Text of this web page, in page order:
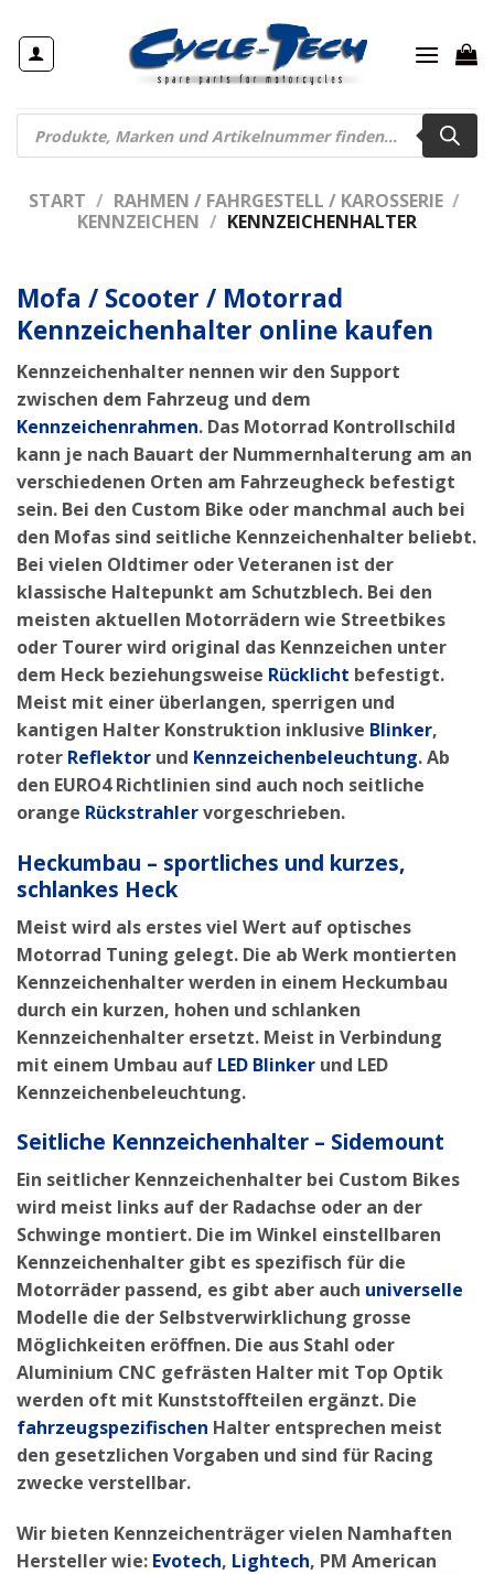
Inhalt
springen
Products
search
START / RAHMEN / FAHRGESTELL / KAROSSERIE /
KENNZEICHEN / KENNZEICHENHALTER
Mofa / Scooter / Motorrad
Kennzeichenhalter online kaufen
Kennzeichenhalter nennen wir den Support
zwischen dem Fahrzeug und dem
Kennzeichenrahmen. Das Motorrad Kontrollschild
kann je nach Bauart der Nummernhalterung am an
verschiedenen Orten am Fahrzeugheck befestigt
sein. Bei den Custom Bike oder manchmal auch bei
den Mofas sind seitliche Kennzeichenhalter beliebt.
Bei vielen Oldtimer oder Veteranen ist der
klassische Haltepunkt am Schutzblech. Bei den
meisten aktuellen Motorrädern wie Streetbikes
oder Tourer wird original das Kennzeichen unter
dem Heck beziehungsweise Rücklicht befestigt.
Meist mit einer überlangen, sperrigen und
kantigen Halter Konstruktion inklusive Blinker,
roter Reflektor und Kennzeichenbeleuchtung. Ab
den EURO4 Richtlinien sind auch noch seitliche
orange Rückstrahlervorgeschrieben.
Heckumbau – sportliches und kurzes,
schlankes Heck
Meist wird als erstes viel Wert auf optisches
Motorrad Tuning gelegt. Die ab Werk montierten
Kennzeichenhalter werden in einem Heckumbau
durch ein kurzen, hohen und schlanken
Kennzeichenhalter ersetzt. Meist in Verbindung
mit einem Umbau auf LED Blinker und LED
Kennzeichenbeleuchtung.
Seitliche Kennzeichenhalter – Sidemount
Ein seitlicher Kennzeichenhalter bei Custom Bikes
wird meist links auf der Radachse oder an der
Schwinge montiert. Die im Winkel einstellbaren
Kennzeichenhalter gibt es spezifisch für die
Motorräder passend, es gibt aber auch universelle
Modelle die der Selbstverwirklichung grosse
Möglichkeiten eröffnen. Die aus Stahl oder
Aluminium CNC gefrästen Halter mit Top Optik
werden oft mit Kunststoffteilen ergänzt. Die
fahrzeugspezifischen Halter entsprechen meist
den gesetzlichen Vorgaben und sind für Racing
zwecke verstellbar.
Wir bieten Kennzeichenträger vielen Namhaften
Hersteller wie: Evotech, Lightech, PM American